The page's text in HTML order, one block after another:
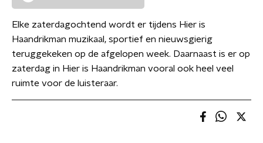
Elke zaterdagochtend wordt er tijdens Hier is
Haandrikman muzikaal, sportief en nieuwsgierig
teruggekeken op de afgelopen week. Daarnaast is er op
zaterdag in Hier is Haandrikman vooral ook heel veel
ruimte voor de luisteraar.